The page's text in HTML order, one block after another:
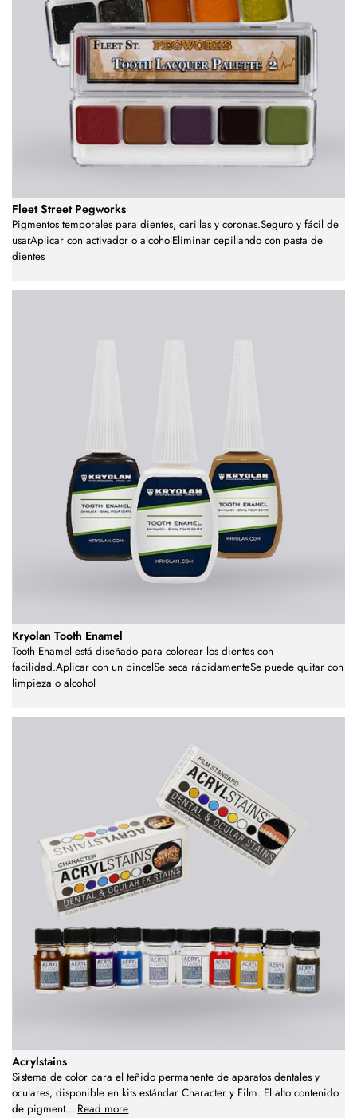
Fleet Street Pegworks
Pigmentos temporales para dientes, carillas y coronas.Seguro y fácil de
usarAplicar con activador o alcoholEliminar cepillando con pasta de
dientes
Kryolan Tooth Enamel
Tooth Enamel está diseñado para colorear los dientes con
facilidad.Aplicar con un pincelSe seca rápidamenteSe puede quitar con
limpieza o alcohol
Acrylstains
Sistema de color para el teñido permanente de aparatos dentales y
oculares, disponible en kits estándar Character y Film. El alto contenido
de pigment... Read more